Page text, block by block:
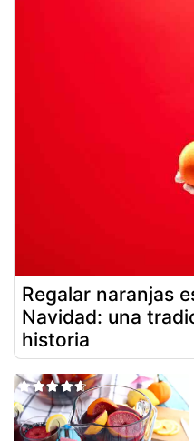
Regalar naranjas
Navidad: una
historia